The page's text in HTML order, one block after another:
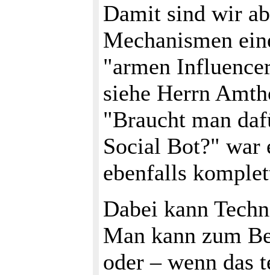
Damit sind wir
Mechanismen
"armen
siehe Herrn
"Braucht man
Social Bot?" war
ebenfalls
Dabei kann
Man kann zum
oder – wenn das